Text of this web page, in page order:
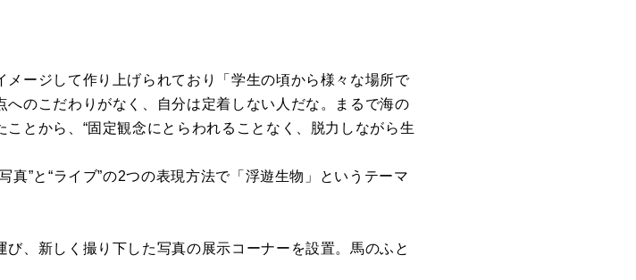
ージして作り上げられており「学生の頃から様々な場所で
のこだわりがなく、自分は定着しない人だな。まるで海の
とから、“固定観念にとらわれることなく、脱力しながら生
”と“ライブ”の2つの表現方法で「浮遊生物」というテーマ
、新しく撮り下した写真の展示コーナーを設置。馬のふと